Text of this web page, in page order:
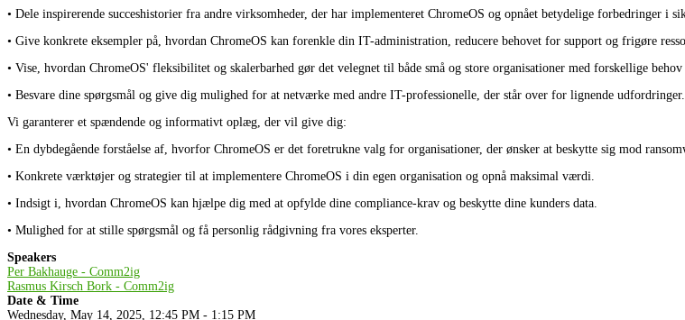
• Dele inspirerende succeshistorier fra andre virksomheder, der har implementeret ChromeOS og opnået betydelige forbedringer i
• Give konkrete eksempler på, hvordan ChromeOS kan forenkle din IT-administration, reducere behovet for support og frigøre
• Vise, hvordan ChromeOS' fleksibilitet og skalerbarhed gør det velegnet til både små og store organisationer med forskellige behov
• Besvare dine spørgsmål og give dig mulighed for at netværke med andre IT-professionelle, der står over for lignende udfordringer.
Vi garanterer et spændende og informativt oplæg, der vil give dig:
• En dybdegående forståelse af, hvorfor ChromeOS er det foretrukne valg for organisationer, der ønsker at beskytte sig mod
• Konkrete værktøjer og strategier til at implementere ChromeOS i din egen organisation og opnå maksimal værdi.
• Indsigt i, hvordan ChromeOS kan hjælpe dig med at opfylde dine compliance-krav og beskytte dine kunders data.
• Mulighed for at stille spørgsmål og få personlig rådgivning fra vores eksperter.
Speakers
Per Bakhauge - Comm2ig
Rasmus Kirsch Bork - Comm2ig
Date & Time
Wednesday, May 14, 2025, 12:45 PM - 1:15 PM